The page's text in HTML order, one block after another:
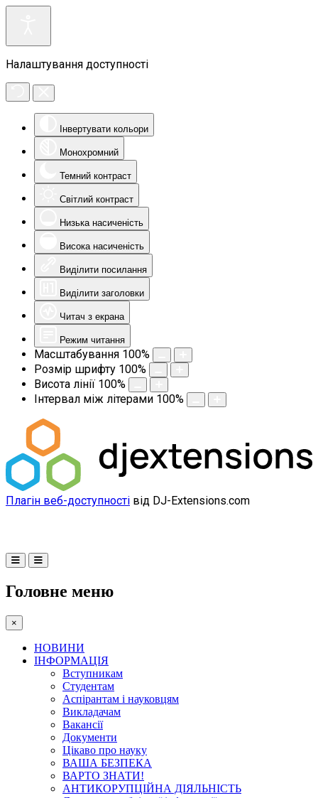
Налаштування доступності
Інвертувати кольори
Монохромний
Темний контраст
Світлий контраст
Низька насиченість
Висока насиченість
Виділити посилання
Виділити заголовки
Читач з екрана
Режим читання
Масштабування 100%
Розмір шрифту 100%
Висота лінії 100%
Інтервал між літерами 100%
Плагін веб-доступності від DJ-Extensions.com
Головне меню
×
НОВИНИ
ІНФОРМАЦІЯ
Вступникам
Студентам
Аспірантам і науковцям
Викладачам
Вакансії
Документи
Цікаво про науку
ВАША БЕЗПЕКА
ВАРТО ЗНАТИ!
АНТИКОРУПЦІЙНА ДІЯЛЬНІСТЬ